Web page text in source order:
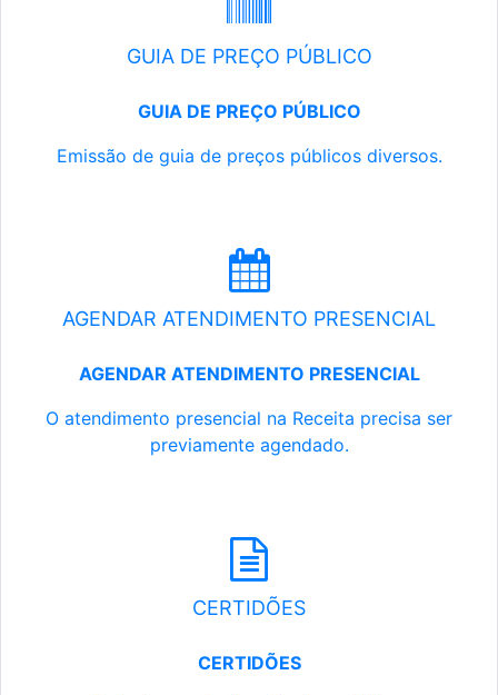
GUIA DE PREÇO PÚBLICO
GUIA DE PREÇO PÚBLICO
Emissão de guia de preços públicos diversos.
AGENDAR ATENDIMENTO PRESENCIAL
AGENDAR ATENDIMENTO PRESENCIAL
O atendimento presencial na Receita precisa ser
previamente agendado.
CERTIDÕES
CERTIDÕES